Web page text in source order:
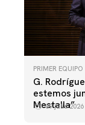
PRIMER EQUIPO
G.
estemos
Mestalla”
09 julio 2026